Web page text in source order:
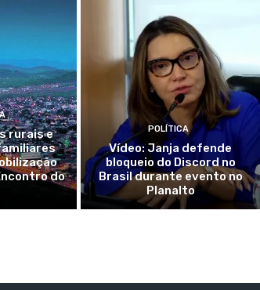
rurais e
do
POLÍTICA
Vídeo: Janja defende
bloqueio do Discord no
Brasil durante evento no
Planalto